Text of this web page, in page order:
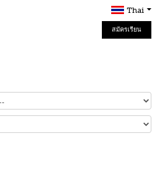
Thai
สมัครเรียน
Online